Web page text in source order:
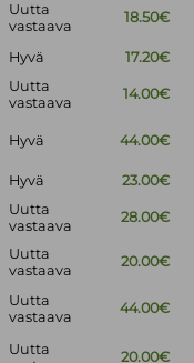
Uutta
vastaava
18.50€
Hyvä 17.20€
Uutta
vastaava
14.00€
Hyvä 44.00€
Hyvä 23.00€
Uutta
vastaava
28.00€
Uutta
vastaava
20.00€
Uutta
vastaava
44.00€
Uutta
20.00€